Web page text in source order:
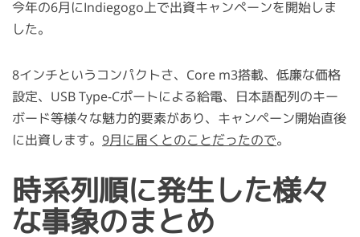
今年の6月にIndiegogo上で出資キャンペーンを開始しま
した。
8インチというコンパクトさ、Core m3搭載、低廉な価格
設定、USB Type-Cポートによる給電、日本語配列のキー
ボード等様々な魅力的要素があり、キャンペーン開始直後
に出資します。 9月に届くとのことだったので。
時系列順に発生した様々
な事象のまとめ